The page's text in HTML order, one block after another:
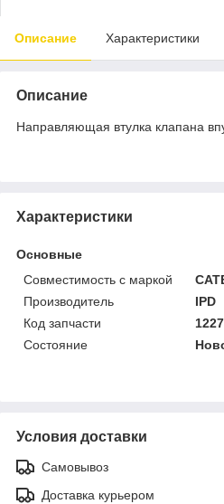
Описание Характеристики
Описание
Направляющая втулка клапана
Характеристики
Основные
Совместимость с маркой
Производитель
IPD
Код запчасти
Состояние
Условия доставки
Самовывоз
Доставка курьером